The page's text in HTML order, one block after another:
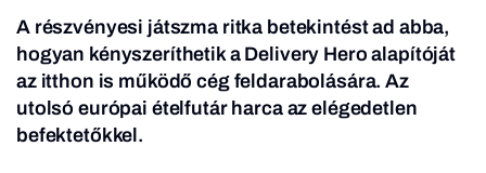
A részvényesi játszma ritka betekintést ad abba,
hogyan kényszeríthetik a Delivery Hero alapítóját
az itthon is működő cég feldarabolására. Az
utolsó európai ételfutár harca az elégedetlen
befektetőkkel.